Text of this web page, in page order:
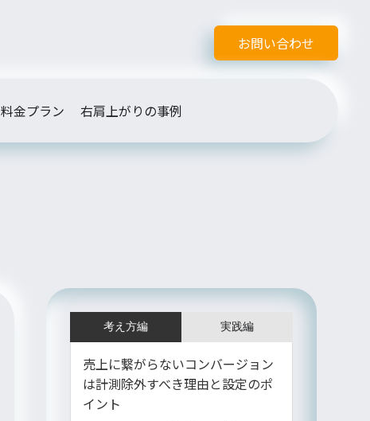
お問い合わせ
料金プラン 右肩上がりの事例
考え方編 実践編
売上に繋がらないコンバージョン
は計測除外すべき理由と設定のポ
イント